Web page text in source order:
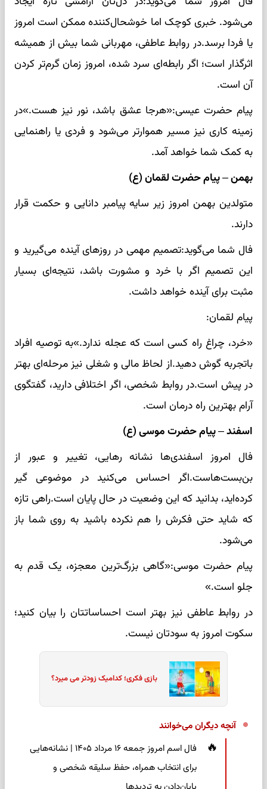
می‌شود. خبری کوچک اما خوشحال‌کننده ممکن است امروز
یا فردا برسد.در روابط عاطفی، مهربانی شما بیش از همیشه
اثرگذار است؛ اگر رابطه‌ای سرد شده، امروز زمان گرم‌تر کردن
آن است.
پیام حضرت عیسی:«هرجا عشق باشد، نور نیز هست.»در
زمینه کاری نیز مسیر هموارتر می‌شود و فردی یا راهنمایی
به کمک شما خواهد آمد.
بهمن – پیام حضرت لقمان (ع)
متولدین بهمن امروز زیر سایه پیامبر دانایی و حکمت قرار
دارند.
فال شما می‌گوید:تصمیم مهمی در روزهای آینده می‌گیرید و
این تصمیم اگر با خرد و مشورت باشد، نتیجه‌ای بسیار
مثبت برای آینده خواهد داشت.
پیام لقمان:
«خرد، چراغ راه کسی است که عجله ندارد.»به توصیه افراد
باتجربه گوش دهید.از لحاظ مالی و شغلی نیز مرحله‌ای بهتر
در پیش است.در روابط شخصی، اگر اختلافی دارید، گفتگوی
آرام بهترین راه درمان است.
اسفند – پیام حضرت موسی (ع)
فال امروز اسفندی‌ها نشانه رهایی، تغییر و عبور از
بن‌بست‌هاست.اگر احساس می‌کنید در موضوعی گیر
کرده‌اید، بدانید که این وضعیت در حال پایان است.راهی تازه
که شاید حتی فکرش را هم نکرده باشید به روی شما باز
می‌شود.
پیام حضرت موسی:«گاهی بزرگ‌ترین معجزه، یک قدم به
جلو است.»
در روابط عاطفی نیز بهتر است احساساتتان را بیان کنید؛
سکوت امروز به سودتان نیست.
بازی فکری؛ کدامیک زودتر می میرد؟
آنچه دیگران می‌خوانند
فال اسم امروز جمعه ۱۶ مرداد ۱۴۰۵ | نشانه‌هایی
برای انتخاب همراه، حفظ سلیقه شخصی و